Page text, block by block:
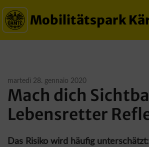
Mobilitätspark
martedì 28. gennaio 2020
Mach dich
Lebensretter
Das Risiko wird häufig